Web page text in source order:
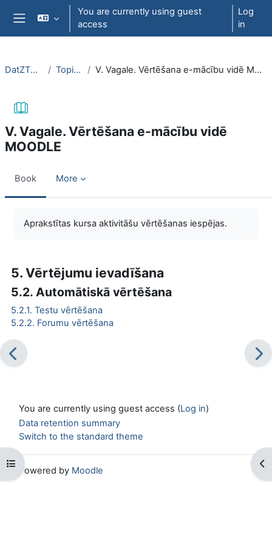
Skip to main content
You are currently using guest
access
Log
in
Open course index
DatZT003 Topic 6 V. Vagale. Vērtēšana e-mācību vidē MOODLE
V. Vagale. Vērtēšana e-mācību vidē
MOODLE
Book More
Aprakstītas kursa aktivitāšu vērtēšanas iespējas.
5. Vērtējumu ievadīšana
5.2. Automātiskā vērtēšana
5.2.1. Testu vērtēšana
5.2.2. Forumu vērtēšana
You are currently using guest access (Log in)
Data retention summary
Switch to the standard theme
Powered by Moodle